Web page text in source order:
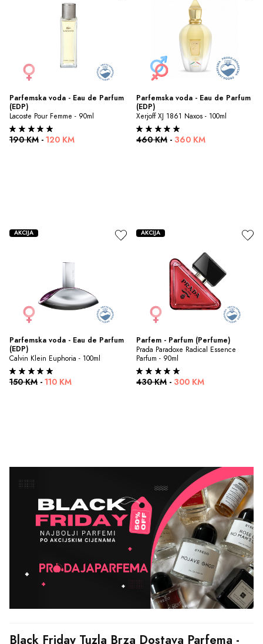
Parfemska voda - Eau de Parfum
(EDP)
Lacoste Pour Femme - 90ml
190 KM - 120 KM
Parfemska voda - Eau de Parfum
(EDP)
Xerjoff XJ 1861 Naxos - 100ml
460 KM - 360 KM
Parfemska voda - Eau de Parfum
(EDP)
Calvin Klein Euphoria - 100ml
150 KM - 110 KM
AKCIJA
Parfem - Parfum (Perfume)
Prada Paradoxe Radical Essence
Parfum - 90ml
430 KM - 300 KM
AKCIJA
Black Friday Tuzla Brza Dostava Parfema -